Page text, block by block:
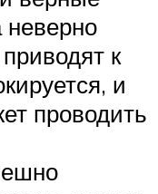
неверно
к
и
проводить